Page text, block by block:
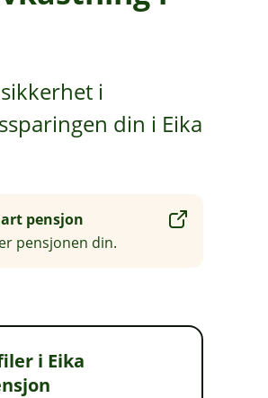
i
din i Eika
pensjon
pensjonen din.
i Eika